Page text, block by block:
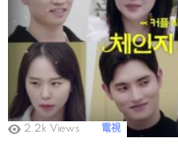
2.2k Views 電視